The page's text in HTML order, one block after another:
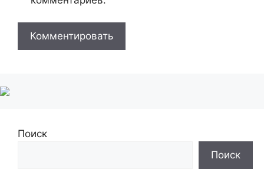
Поиск
Поиск